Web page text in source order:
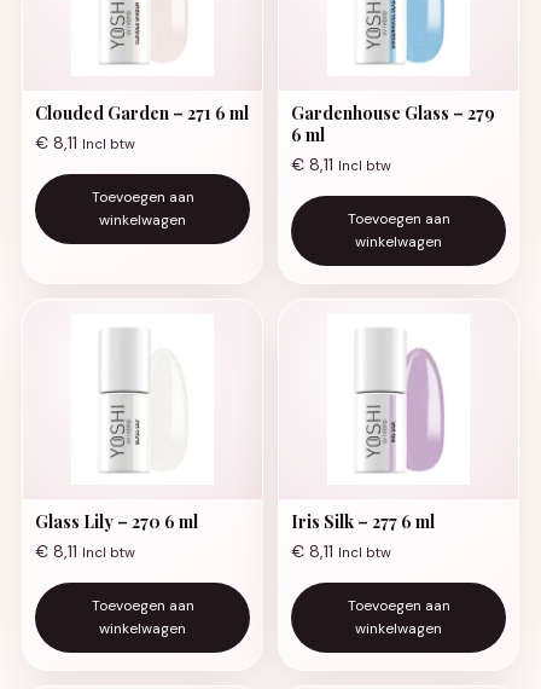
Clouded Garden – 271 6 ml
€ 8,11 Incl btw
Toevoegen aan
winkelwagen
Gardenhouse Glass – 279
6 ml
€ 8,11 Incl btw
Toevoegen aan
winkelwagen
Glass Lily – 270 6 ml
€ 8,11 Incl btw
Toevoegen aan
winkelwagen
Iris Silk – 277 6 ml
€ 8,11 Incl btw
Toevoegen aan
winkelwagen